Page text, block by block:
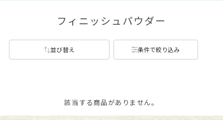
フィニッシュパウダー
並び替え 条件で絞り込み
該当する商品がありません。